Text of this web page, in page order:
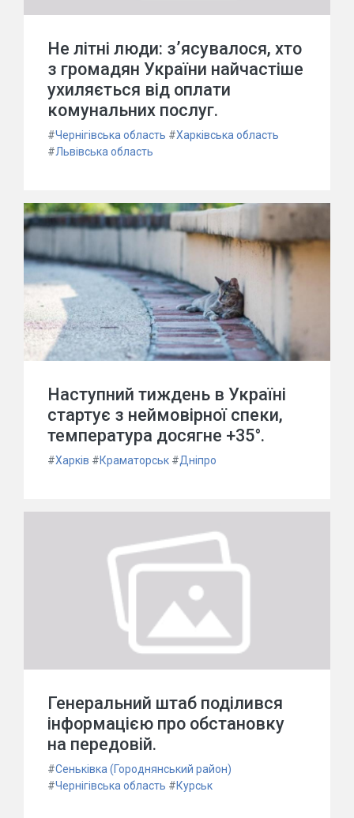
Не літні люди: з’ясувалося, хто
з громадян України найчастіше
ухиляється від оплати
комунальних послуг.
#Чернігівська область #Харківська область
#Львівська область
Наступний тиждень в Україні
стартує з неймовірної спеки,
температура досягне +35°.
#Харків #Краматорськ #Дніпро
Генеральний штаб поділився
інформацією про обстановку
на передовій.
#Сеньківка (Городнянський район)
#Чернігівська область #Курськ